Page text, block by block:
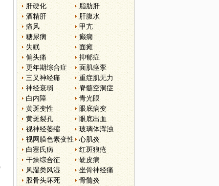
肝硬化
脂肪肝
酒精肝
肝腹水
痛风
甲亢
糖尿病
癫痫
失眠
面瘫
偏头痛
抑郁症
更年期综合症
面肌痉挛
三叉神经痛
重症肌无力
神经衰弱
脊髓空洞症
白内障
青光眼
黄斑变性
眼底病变
黄斑裂孔
眼底出血
视神经萎缩
玻璃体浑浊
视网膜色素变性
心肌炎
白塞氏病
红斑狼疮
干燥综合征
硬皮病
风湿类风湿
坐骨神经痛
股骨头坏死
骨髓炎